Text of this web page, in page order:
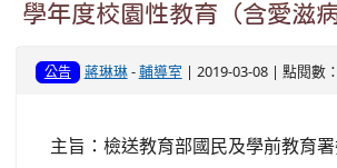
學年度校園性教育（含愛滋
公告 蔣琳琳-輔導室 | 2019-03-08 | 點閱數
主旨：檢送教育部國民及學前教育